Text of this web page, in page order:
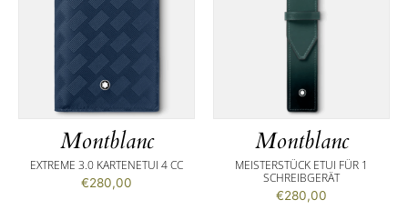
Montblanc
EXTREME 3.0 KARTENETUI 4 CC
€280,00
Montblanc
MEISTERSTÜCK ETUI FÜR 1
SCHREIBGERÄT
€280,00